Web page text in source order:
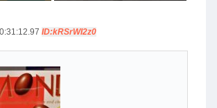
ID:kRSrWI2z0